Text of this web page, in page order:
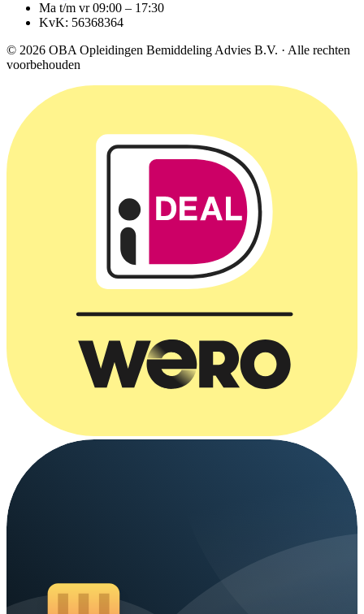
Ma t/m vr 09:00 – 17:30
KvK: 56368364
© 2026 OBA Opleidingen Bemiddeling Advies B.V. · Alle rechten
voorbehouden